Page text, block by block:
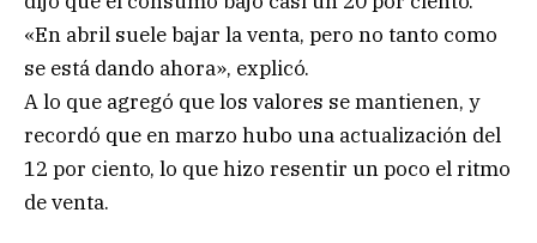
«En abril suele bajar la venta, pero no tanto como
se está dando ahora», explicó.
A lo que agregó que los valores se mantienen, y
recordó que en marzo hubo una actualización del
12 por ciento, lo que hizo resentir un poco el ritmo
de venta.